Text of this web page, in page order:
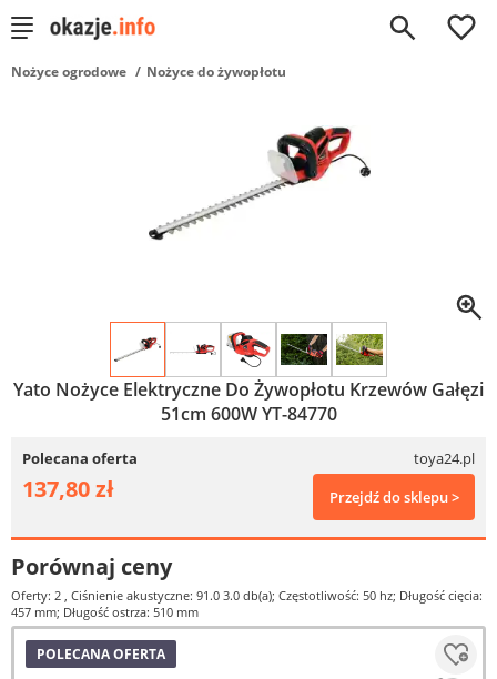
0
Nożyce ogrodowe Nożyce do żywopłotu
Yato Nożyce Elektryczne Do Żywopłotu Krzewów Gałęzi
51cm 600W YT-84770
Polecana oferta toya24.pl
137,80 zł Przejdź do sklepu >
Porównaj ceny
Oferty: 2 , Ciśnienie akustyczne: 91.0 3.0 db(a); Częstotliwość: 50 hz; Długość cięcia:
457 mm; Długość ostrza: 510 mm
POLECANA OFERTA